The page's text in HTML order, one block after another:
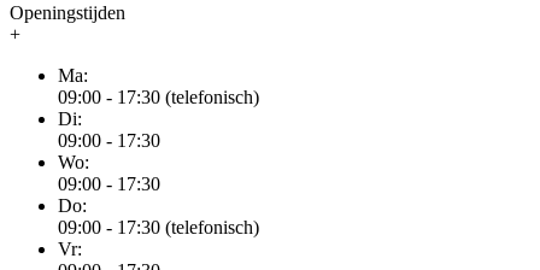
Openingstijden
+
Ma:
09:00 - 17:30 (telefonisch)
Di:
09:00 - 17:30
Wo:
09:00 - 17:30
Do:
09:00 - 17:30 (telefonisch)
Vr: